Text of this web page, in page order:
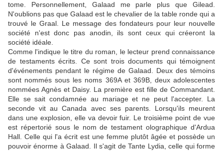
tome. Personnellement, Galaad me parle plus que Gilead.
N'oublions pas que Galaad est le chevalier de la table ronde qui a
trouvé le Graal. Le message des fondateurs pour leur nouvelle
société n'est donc pas anodin, ils sont ceux qui créeront la
société idéale.
Comme l'indique le titre du roman, le lecteur prend connaissance
de testaments écrits. Ce sont trois documents qui témoignent
d'événements pendant le régime de Galaad. Deux des témoins
sont nommés sous les noms 369A et 369B, deux adolescentes
nommées Agnès et Daisy. La première est fille de Commandant.
Elle se sait condamnée au mariage et ne peut l'accepter. La
seconde vit au Canada avec ses parents. Lorsqu'ils meurent
dans une explosion, elle va devoir fuir. Le troisième point de vue
est répertorié sous le nom de testament olographique d'Ardua
Hall. Celle qui l'a écrit est une femme plutôt âgée et possède un
pouvoir énorme à Galaad. Il s'agit de Tante Lydia, celle qui forme